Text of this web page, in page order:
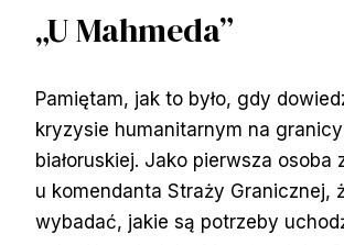
„U Mahmeda”
Pamiętam, jak to było, gdy
kryzysie humanitarnym na
białoruskiej. Jako pierwsza osoba
u komendanta Straży Granicznej,
wybadać, jakie są potrzeby